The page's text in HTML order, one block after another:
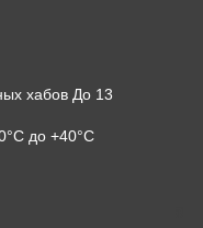
хабов До 13
до +40°C